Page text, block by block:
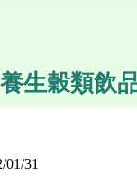
生穀類飲
01/31